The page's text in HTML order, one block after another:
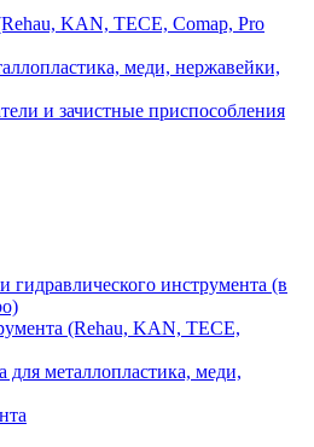
KAN, TECE, Comap, Pro
меди, нержавейки,
и зачистные приспособления
гидравлического инструмента (в
(Rehau, KAN, TECE,
для металлопластика, меди,